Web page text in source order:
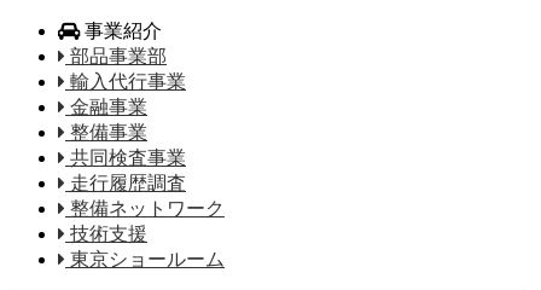
事業紹介
部品事業部
輸入代行事業
金融事業
整備事業
共同検査事業
走行履歴調査
整備ネットワーク
技術支援
東京ショールーム